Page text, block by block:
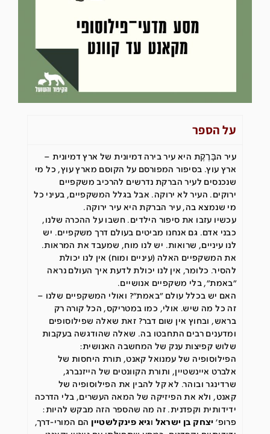
על הספר
עיר הבָּרֶקֶת היא עיר בירה דמיונית של ארץ דמיונית –
ארץ עוץ. בסיפור המפורסם על הקוסם מארץ עוץ, כל מי
שנכנסים לעיר הברקת נדרשים להרכיב משקפיים
ירוקים. העיר לא ירוקה. אבל בגלל המשקפיים, בעיני כל
מי שנמצא בה, עיר הברקת היא עיר ירוקה.
עכשיו עזבו את סיפור הילדים. חשבו על ההכרה שלנו,
כבני אדם. גם אנחנו מביטים בעולם דרך משקפיים. יש
לנו עיניים, שרואות. יש לנו מוח, שמעבד את המראות.
את המשקפיים האלה (עיניים ומוח) אין לנו יכולת
להסיר. כלומר, אין לנו יכולת לדעת איך העולם נראה
״באמת״, בלי משקפיים אנושיים.
האם יש בכלל עולם ״באמת״? ואולי המשקפיים שלנו –
זה כל מה שיש. אולי, כמו במטריקס, הכל קורה רק
בראש, ובחוץ אין שום דבר? זאת שאלה שפילוסופים
ומדענים רבים התחבטו בה. שאלה שהודגשה בעקבות
שלוש קפיצות ענק של המחשבה האנושית:
הפילוסופיה של עמנואל קאנט, תורת היחסות של
אלברט איינשטיין, ותורת הקוונטים של הייזנברג,
שרדינגר ובוהר. לא קל להבין את הפילוסופיה של
קאנט, ולא את הפיזיקה של המאה העשרים, בלי הדרכה
ידידותית וקפדנית. זה מה שהספר הזה מבקש להיות:
פרופ׳ יצחק בן ישראל וגיא פינקלשטיין הם המורי-דרך,